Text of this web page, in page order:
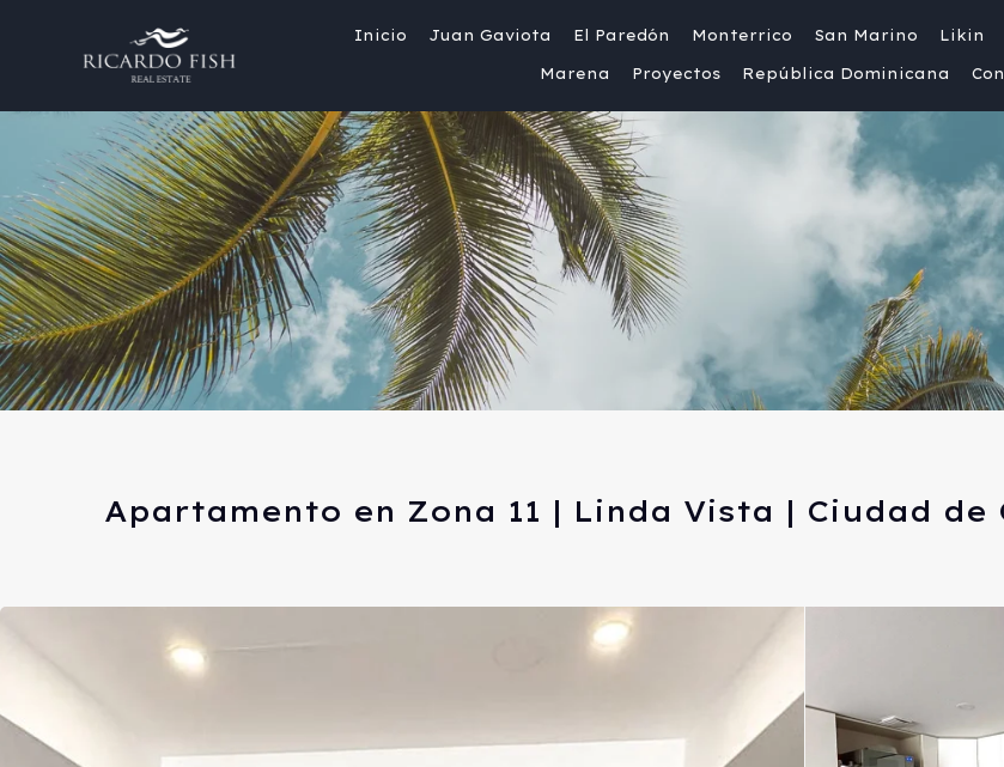
Inicio Juan Gaviota El Paredón Monterrico San Marino Likin
Marena Proyectos República Dominicana
Apartamento en Zona 11 | Linda Vista | Ciudad de